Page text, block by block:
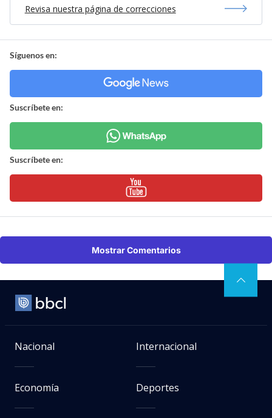
Revisa nuestra página de correcciones
Síguenos en:
Suscríbete en:
Suscríbete en:
Mostrar Comentarios
Nacional Internacional
Economía Deportes